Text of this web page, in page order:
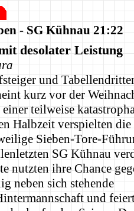
- SG Kühnau 21:22
desolater Leistung
und
kurz vor der
teilweise
Halbzeit verspielten die
Sieben-Tore-
SG Kühnau
nutzten ihre Chance
neben sich stehende
und